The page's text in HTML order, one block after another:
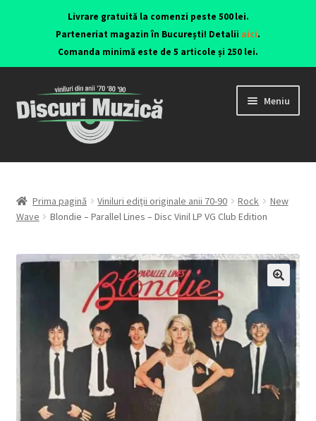
Livrare gratuită la comenzi peste 500 lei.
Parteneriat magazin în București! Detalii aici.
Comanda minimă este de 5 articole și 250 lei.
Meniu
Viniluri ediții originale anii 70-90
CD-uri originale
Echipamente
Listă produse
Oferta lunii
Prima pagină Viniluri ediții originale anii 70-90 Rock
New
Wave
Blondie – Parallel Lines – Disc Vinil LP VG Club Edition